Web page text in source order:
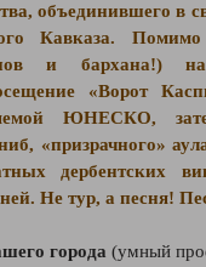
объединившего в
Кавказа.
и бархана!)
«Ворот
ЮНЕСКО,
«призрачного»
дербентских
Не тур, а песня!
города (умный